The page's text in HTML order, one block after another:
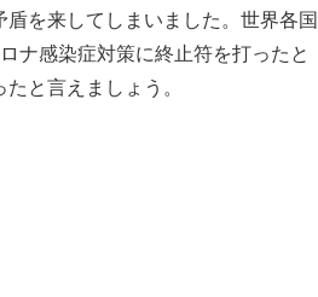
を来してしまいました。世界各国
ナ感染症対策に終止符を打ったと
と言えましょう。